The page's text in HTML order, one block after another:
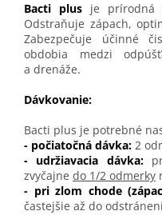
Bacti plus je prírodná
Odstraňuje zápach,
Zabezpečuje účinné
obdobia medzi
a drenáže.
Dávkovanie:
Bacti plus je potrebné
- počiatočná dávka: 2
- udržiavacia dávka:
zvyčajne do 1/2 odmerky
- pri zlom chode
častejšie až do